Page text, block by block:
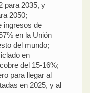
para 2035, y
2050;
ingresos de
en la Unión
del mundo;
en
del 15-16%;
para llegar al
en 2025, y al